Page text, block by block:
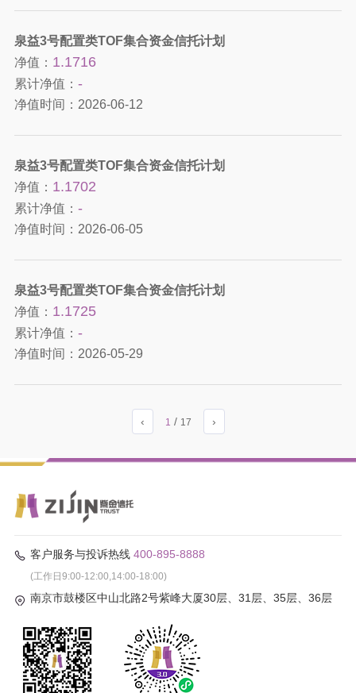
泉益3号配置类TOF集合资金信托计划
净值： 1.1716
累计净值： -
净值时间： 2026-06-12
泉益3号配置类TOF集合资金信托计划
净值： 1.1702
累计净值： -
净值时间： 2026-06-05
泉益3号配置类TOF集合资金信托计划
净值： 1.1725
累计净值： -
净值时间： 2026-05-29
‹ 1 / 17 ›
客户服务与投诉热线 400-895-8888
(工作日9:00-12:00,14:00-18:00)
南京市鼓楼区中山北路2号紫峰大厦30层、31层、35层、36层